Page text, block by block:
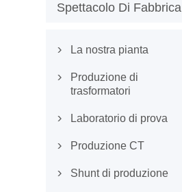
Spettacolo Di Fabbrica
 La nostra pianta

Produzione di
trasformatori
 Laboratorio di prova
 Produzione CT
 Shunt di produzione